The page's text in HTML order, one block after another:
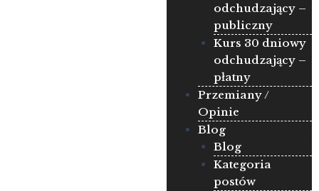
odchudzający –
publiczny
Kurs 30 dniowy
odchudzający –
płatny
Przemiany /
Opinie
Blog
Blog
Kategoria
postów